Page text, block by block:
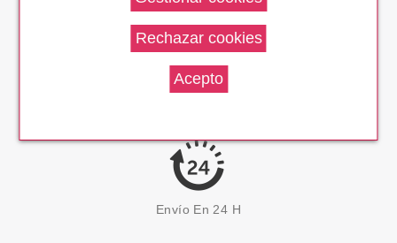
Envío En 24 H